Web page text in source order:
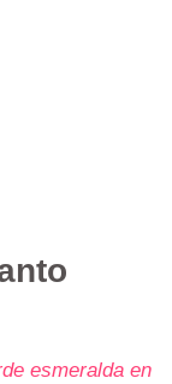
esmeralda en